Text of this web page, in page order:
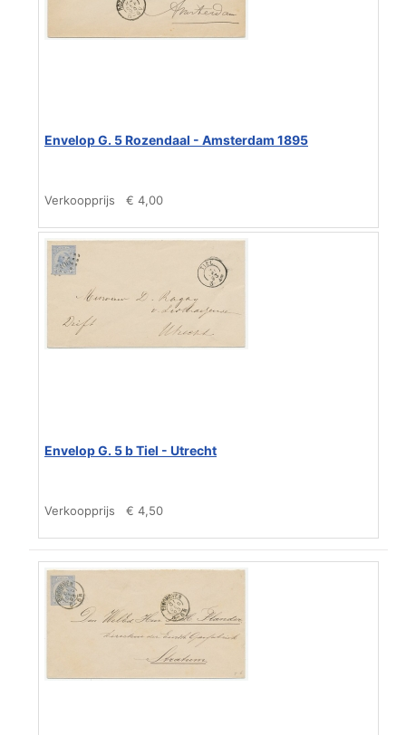
Envelop G. 5 Rozendaal - Amsterdam 1895
Verkoopprijs € 4,00
Envelop G. 5 b Tiel - Utrecht
Verkoopprijs € 4,50